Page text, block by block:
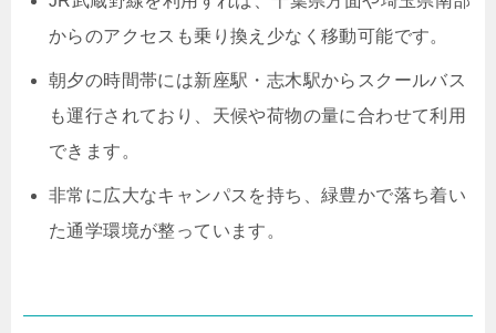
からのアクセスも乗り換え少なく移動可能です。
朝夕の時間帯には新座駅・志木駅からスクールバス
も運行されており、天候や荷物の量に合わせて利用
できます。
非常に広大なキャンパスを持ち、緑豊かで落ち着い
た通学環境が整っています。